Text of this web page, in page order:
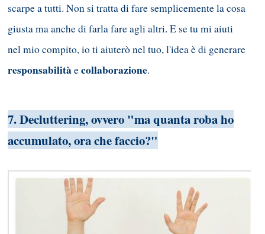
scarpe a tutti. Non si tratta di fare semplicemente la cosa
giusta ma anche di farla fare agli altri. E se tu mi aiuti
nel mio compito, io ti aiuterò nel tuo, l'idea è di generare
responsabilitàecollaborazione.
7. Decluttering, ovvero "ma quanta roba ho
accumulato, ora che faccio?"